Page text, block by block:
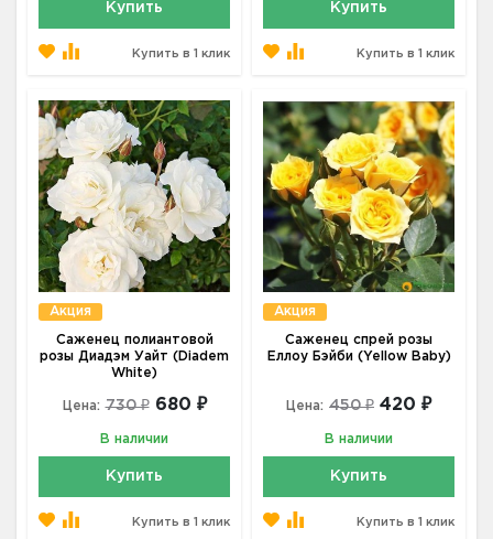
Купить
Купить в 1 клик
Купить
Купить в 1 клик
Акция
Саженец полиантовой
розы Диадэм Уайт (Diadem
White)
Цена: 730 ₽ 680 ₽
В наличии
Купить
Купить в 1 клик
Акция
Саженец спрей розы
Еллоу Бэйби (Yellow Baby)
Цена: 450 ₽ 420 ₽
В наличии
Купить
Купить в 1 клик